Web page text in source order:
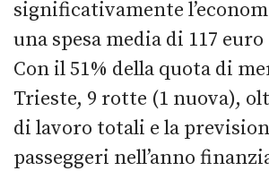
significativamente
una spesa media di 117
Con il 51% della quota di
Trieste, 9 rotte (1 nuova),
di lavoro totali e la
passeggeri nell’anno